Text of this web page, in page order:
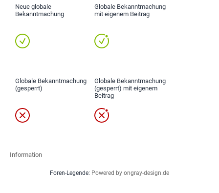
Neue globale
Bekanntmachung
Globale Bekanntmachung
mit eigenem Beitrag
Globale Bekanntmachung
(gesperrt)
Globale Bekanntmachung
(gesperrt) mit eigenem
Beitrag
Information
Foren-Legende: Powered by ongray-design.de